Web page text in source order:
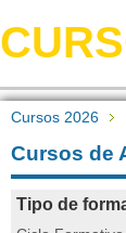
Cursos 2026
Cursos de
Tipo de